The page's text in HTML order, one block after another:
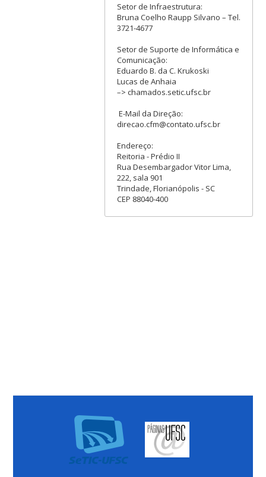
Setor de Infraestrutura:
Bruna Coelho Raupp Silvano – Tel.
3721-4677
Setor de Suporte de Informática e
Comunicação:
Eduardo B. da C. Krukoski
Lucas de Anhaia
–> chamados.setic.ufsc.br
E-Mail da Direção:
direcao.cfm@contato.ufsc.br
Endereço:
Reitoria - Prédio II
Rua Desembargador Vitor Lima,
222, sala 901
Trindade, Florianópolis - SC
CEP 88040-400